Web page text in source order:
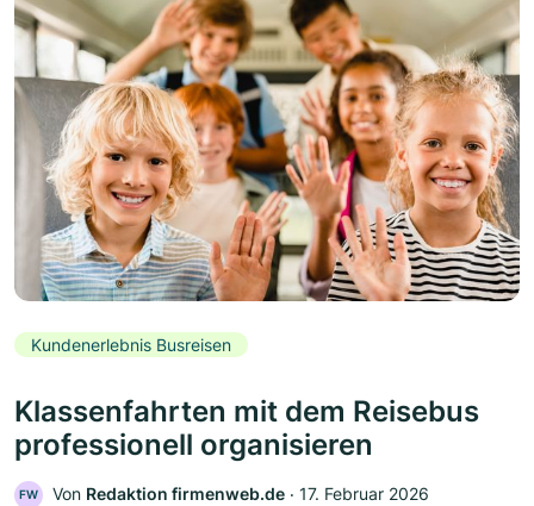
Kundenerlebnis Busreisen
Klassenfahrten mit dem Reisebus
professionell organisieren
FW Von Redaktion firmenweb.de ‧ 17. Februar 2026